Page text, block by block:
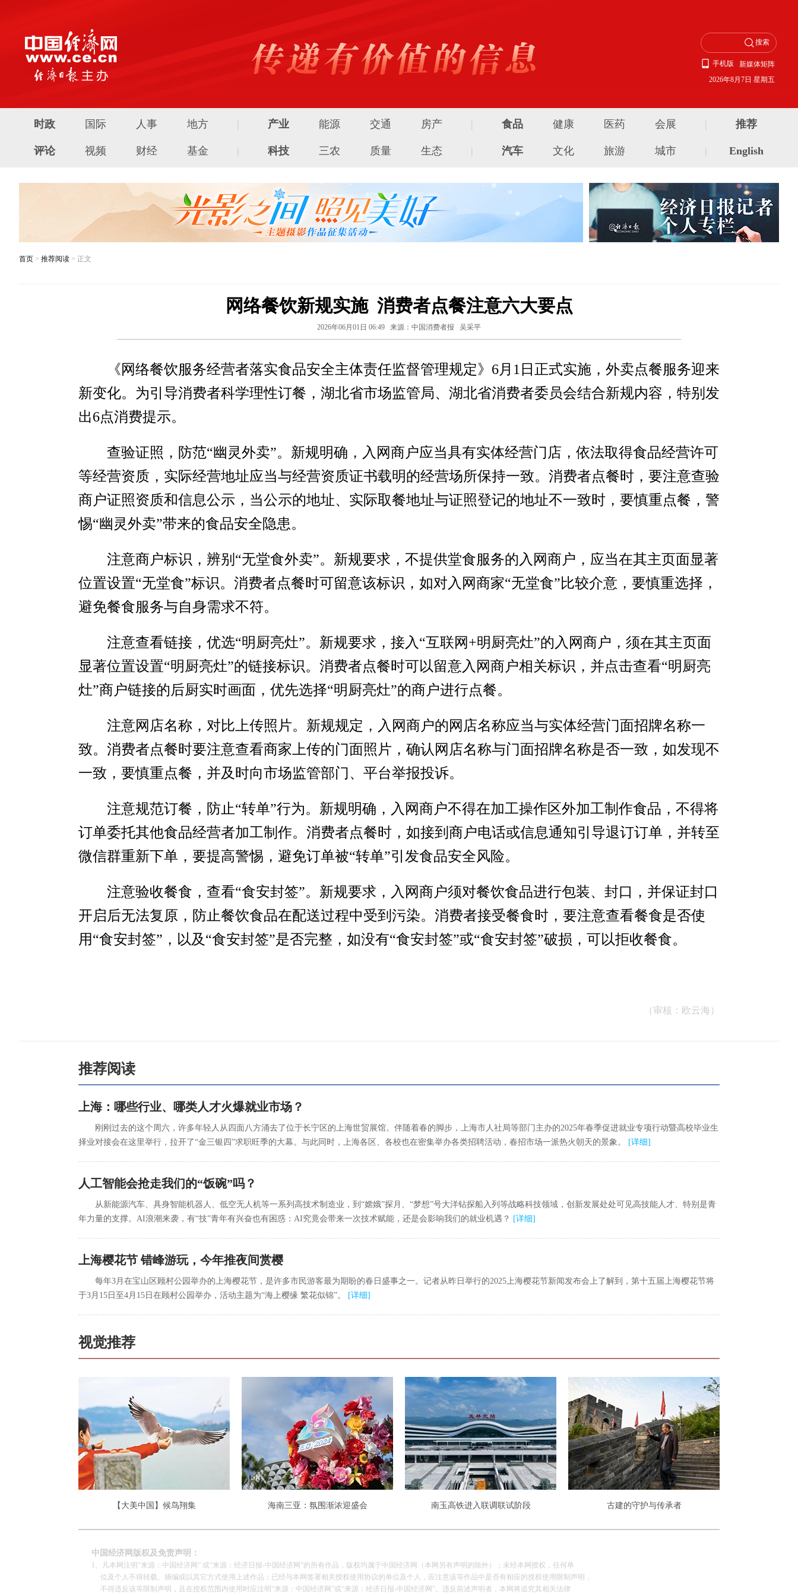
新媒体矩阵
手机版
2026年8月7日 星期五
时政 国际 人事 地方 | 产业 能源 交通 房产 | 食品 健康 医药 会展 | 推荐
评论 视频 财经 基金 | 科技 三农 质量 生态 | 汽车 文化 旅游 城市 | English
首页 > 推荐阅读 > 正文
网络餐饮新规实施 消费者点餐注意六大要点
2026年06月01日 06:49 来源：中国消费者报 吴采平
《网络餐饮服务经营者落实食品安全主体责任监督管理规定》6月1日正式实施，外卖点餐服务迎来
新变化。为引导消费者科学理性订餐，湖北省市场监管局、湖北省消费者委员会结合新规内容，特别发
出6点消费提示。
查验证照，防范“幽灵外卖”。新规明确，入网商户应当具有实体经营门店，依法取得食品经营许可
等经营资质，实际经营地址应当与经营资质证书载明的经营场所保持一致。消费者点餐时，要注意查验
商户证照资质和信息公示，当公示的地址、实际取餐地址与证照登记的地址不一致时，要慎重点餐，警
惕“幽灵外卖”带来的食品安全隐患。
注意商户标识，辨别“无堂食外卖”。新规要求，不提供堂食服务的入网商户，应当在其主页面显著
位置设置“无堂食”标识。消费者点餐时可留意该标识，如对入网商家“无堂食”比较介意，要慎重选择，
避免餐食服务与自身需求不符。
注意查看链接，优选“明厨亮灶”。新规要求，接入“互联网+明厨亮灶”的入网商户，须在其主页面
显著位置设置“明厨亮灶”的链接标识。消费者点餐时可以留意入网商户相关标识，并点击查看“明厨亮
灶”商户链接的后厨实时画面，优先选择“明厨亮灶”的商户进行点餐。
注意网店名称，对比上传照片。新规规定，入网商户的网店名称应当与实体经营门面招牌名称一
致。消费者点餐时要注意查看商家上传的门面照片，确认网店名称与门面招牌名称是否一致，如发现不
一致，要慎重点餐，并及时向市场监管部门、平台举报投诉。
注意规范订餐，防止“转单”行为。新规明确，入网商户不得在加工操作区外加工制作食品，不得将
订单委托其他食品经营者加工制作。消费者点餐时，如接到商户电话或信息通知引导退订订单，并转至
微信群重新下单，要提高警惕，避免订单被“转单”引发食品安全风险。
注意验收餐食，查看“食安封签”。新规要求，入网商户须对餐饮食品进行包装、封口，并保证封口
开启后无法复原，防止餐饮食品在配送过程中受到污染。消费者接受餐食时，要注意查看餐食是否使
用“食安封签”，以及“食安封签”是否完整，如没有“食安封签”或“食安封签”破损，可以拒收餐食。
（审核：欧云海）
推荐阅读
上海：哪些行业、哪类人才火爆就业市场？
刚刚过去的这个周六，许多年轻人从四面八方涌去了位于长宁区的上海世贸展馆。伴随着春的脚步，上海市人社局等部门主办的2025年春季促进就业专项行动暨高校毕业生
择业对接会在这里举行，拉开了“金三银四”求职旺季的大幕。与此同时，上海各区、各校也在密集举办各类招聘活动，春招市场一派热火朝天的景象。
[详细]
人工智能会抢走我们的“饭碗”吗？
从新能源汽车、具身智能机器人、低空无人机等一系列高技术制造业，到“嫦娥”探月、“梦想”号大洋钻探船入列等战略科技领域，创新发展处处可见高技能人才、特别是青
年力量的支撑。AI浪潮来袭，有“技”青年有兴奋也有困惑：AI究竟会带来一次技术赋能，还是会影响我们的就业机遇？ [详细]
上海樱花节 错峰游玩，今年推夜间赏樱
每年3月在宝山区顾村公园举办的上海樱花节，是许多市民游客最为期盼的春日盛事之一。记者从昨日举行的2025上海樱花节新闻发布会上了解到，第十五届上海樱花节将
于3月15日至4月15日在顾村公园举办，活动主题为“海上樱缘 繁花似锦”。
[详细]
视觉推荐
【大美中国】候鸟翔集 海南三亚：氛围渐浓迎盛会 南玉高铁进入联调联试阶段 古建的守护与传承者
中国经济网版权及免责声明：
1、凡本网注明“来源：中国经济网” 或“来源：经济日报-中国经济网”的所有作品，版权均属于中国经济网（本网另有声明的除外）；未经本网授权，任何单
位及个人不得转载、摘编或以其它方式使用上述作品；已经与本网签署相关授权使用协议的单位及个人，应注意该等作品中是否有相应的授权使用限制声明，
不得违反该等限制声明，且在授权范围内使用时应注明“来源：中国经济网”或“来源：经济日报-中国经济网”。违反前述声明者，本网将追究其相关法律